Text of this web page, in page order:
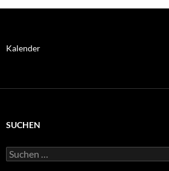
Kalender
SUCHEN
Suchen
nach: